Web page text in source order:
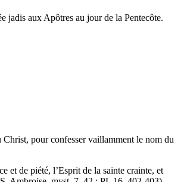
jadis aux Apôtres au jour de la Pentecôte.
pour confesser vaillamment le nom du
et de piété, l’Esprit de la sainte crainte, et